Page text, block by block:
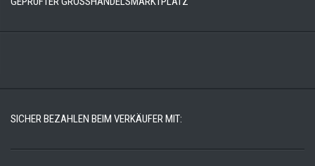
SICHER BEZAHLEN BEIM VERKÄUFER MIT: